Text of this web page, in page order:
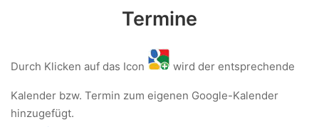
Termine
Durch Klicken auf das Icon wird der entsprechende
Kalender bzw. Termin zum eigenen Google-Kalender
hinzugefügt.